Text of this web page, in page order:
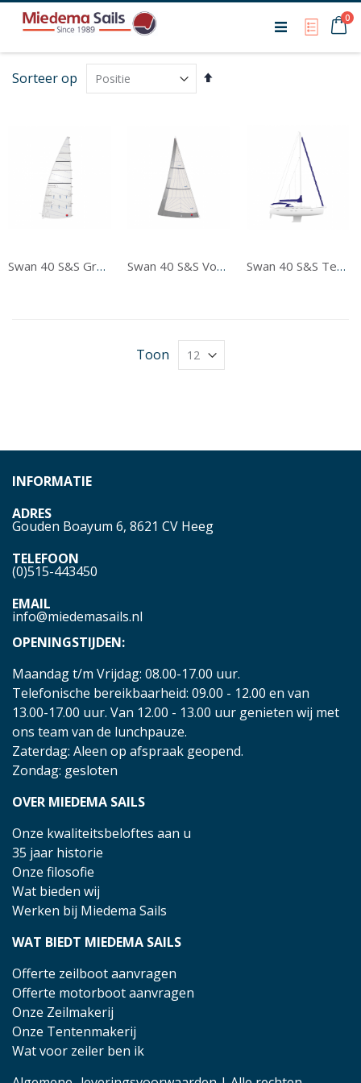
My0
Sorteer op
Van
Swan 40 S&S Grootzeil Swan 40 S&S Voorzeil Swan 40 S&S Tentwerk
Toon
INFORMATIE
ADRES
Gouden Boayum 6, 8621 CV Heeg
TELEFOON
(0)515-443450
EMAIL
info@miedemasails.nl
OPENINGSTIJDEN:
Maandag t/m Vrijdag: 08.00-17.00 uur.
Telefonische bereikbaarheid: 09.00 - 12.00 en van
13.00-17.00 uur. Van 12.00 - 13.00 uur genieten wij met
ons team van de lunchpauze.
Zaterdag: Aleen op afspraak geopend.
Zondag: gesloten
OVER MIEDEMA SAILS
Onze kwaliteitsbeloftes aan u
35 jaar historie
Onze filosofie
Wat bieden wij
Werken bij Miedema Sails
WAT BIEDT MIEDEMA SAILS
Offerte zeilboot aanvragen
Offerte motorboot aanvragen
Onze Zeilmakerij
Onze Tentenmakerij
Wat voor zeiler ben ik